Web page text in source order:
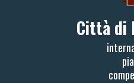
Città di